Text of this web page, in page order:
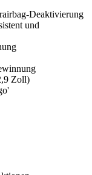
Deaktivierung
und
Zoll)